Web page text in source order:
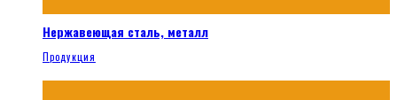
Нержавеющая сталь, металл
Продукция